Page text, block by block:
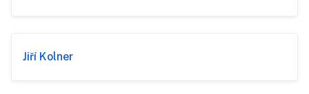
Jiří Kolner